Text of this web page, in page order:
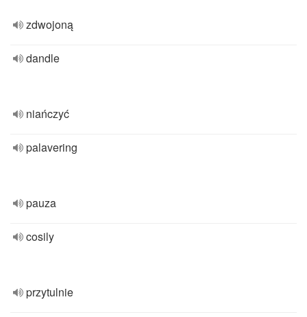
zdwojoną
dandle
niańczyć
palavering
pauza
cosily
przytulnie